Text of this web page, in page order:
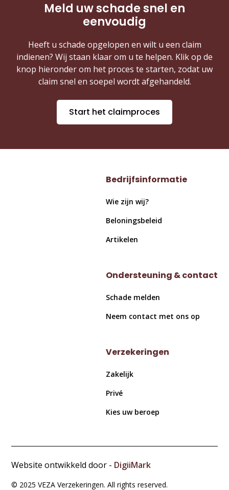
Meld uw schade snel en
eenvoudig
Heeft u schade opgelopen en wilt u een claim
indienen? Wij staan klaar om u te helpen. Klik op de
knop hieronder om het proces te starten, zodat uw
claim snel en soepel wordt afgehandeld.
Start het claimproces
Bedrijfsinformatie
Wie zijn wij?
Beloningsbeleid
Artikelen
Ondersteuning & contact
Schade melden
Neem contact met ons op
Verzekeringen
Zakelijk
Privé
Kies uw beroep
© 2025 VEZA Verzekeringen. All rights reserved.
Website ontwikkeld door - DigiiMark